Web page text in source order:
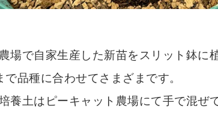
場で自家生産した新苗をスリット鉢に
で品種に合わせてさまざまです。
養土はピーキャット農場にて手で混ぜ